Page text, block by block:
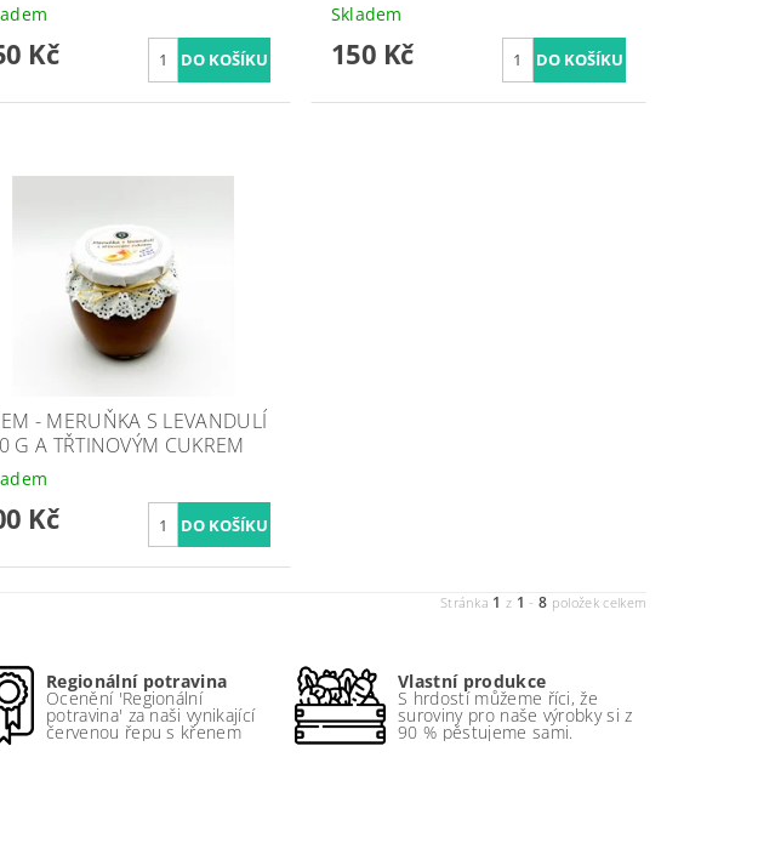
Kč
Skladem
150 Kč
- MERUŇKA S LEVANDULÍ
G A TŘTINOVÝM CUKREM
Kč
Stránka 1 z 1 -8 položek celkem
Regionální potravina
Ocenění 'Regionální
potravina' za naši vynikající
červenou řepu s křenem
Vlastní produkce
S hrdostí můžeme říci, že
suroviny pro naše výrobky si z
90 % pěstujeme sami.